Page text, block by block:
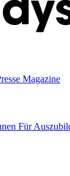
Magazine
Für